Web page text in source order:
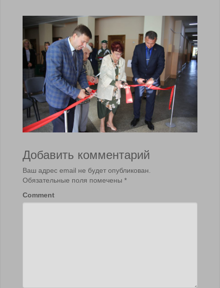
Добавить комментарий
Ваш адрес email не будет опубликован.
Обязательные поля помечены *
Comment